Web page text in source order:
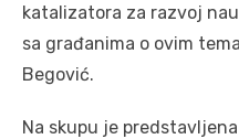
katalizatora za razvoj
sa građanima o ovim
Begović.
Na skupu je